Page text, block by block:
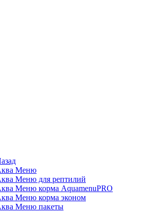
Меню
Меню для рептилий
Меню корма AquamenuPRO
Меню корма эконом
Меню пакеты